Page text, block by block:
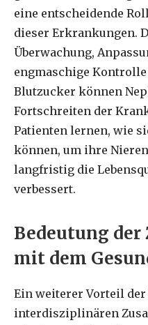
eine entscheidende
dieser Erkrankungen.
Überwachung,
engmaschige
Blutzucker können
Fortschreiten der
Patienten lernen, wie
können, um ihre
langfristig die
verbessert.
Bedeutung
mit dem
Ein weiterer Vorteil
interdisziplinären